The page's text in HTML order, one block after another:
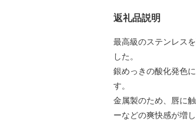
返礼品説明
最高級のステンレス
した。
銀めっきの酸化発色
す。
金属製のため、唇に
ーなどの爽快感が増し